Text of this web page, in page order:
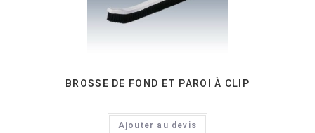
BROSSE DE FOND ET PAROI À CLIP
Ajouter au devis